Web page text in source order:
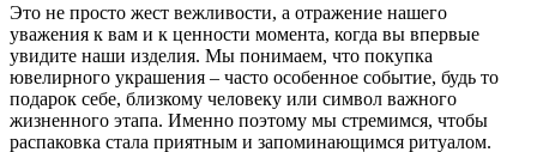
Это не просто жест вежливости, а отражение нашего
уважения к вам и к ценности момента, когда вы впервые
увидите наши изделия. Мы понимаем, что покупка
ювелирного украшения – часто особенное событие, будь то
подарок себе, близкому человеку или символ важного
жизненного этапа. Именно поэтому мы стремимся, чтобы
распаковка стала приятным и запоминающимся ритуалом.